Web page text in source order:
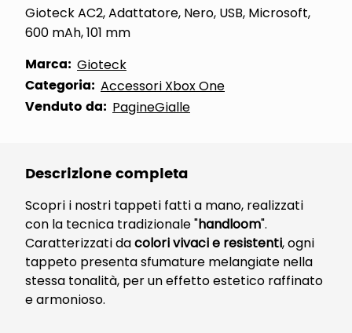
Gioteck AC2, Adattatore, Nero, USB, Microsoft,
600 mAh, 101 mm
Marca: Gioteck
Categoria: Accessori Xbox One
Venduto da: PagineGialle
Descrizione completa
Scopri i nostri tappeti fatti a mano, realizzati
con la tecnica tradizionale "handloom".
Caratterizzati dacolori vivaci e resistenti, ogni
tappeto presenta sfumature melangiate nella
stessa tonalità, per un effetto estetico raffinato
e armonioso.